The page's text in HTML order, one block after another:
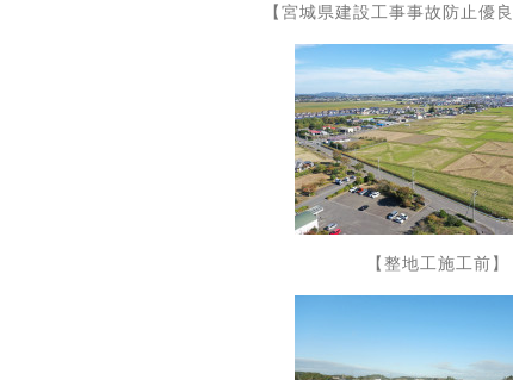
【宮城県建設工事事故防止優
【整地工施工前】